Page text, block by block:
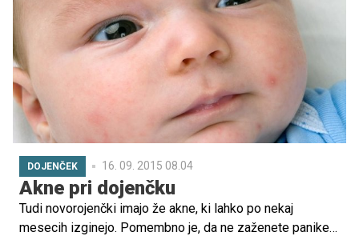
sladkanjem. Pa ne pozabite: praznični motivi sladic so
sneženi mož, dedek Mraz, božiček, jelenček Rudolf.
DOJENČEK 16. 09. 2015 08.04
Akne pri dojenčku
Tudi novorojenčki imajo že akne, ki lahko po nekaj
mesecih izginejo. Pomembno je, da ne zaženete panike